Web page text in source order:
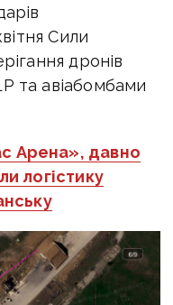
Сили
дронів
та авіабомбами
Арена», давно
логістику